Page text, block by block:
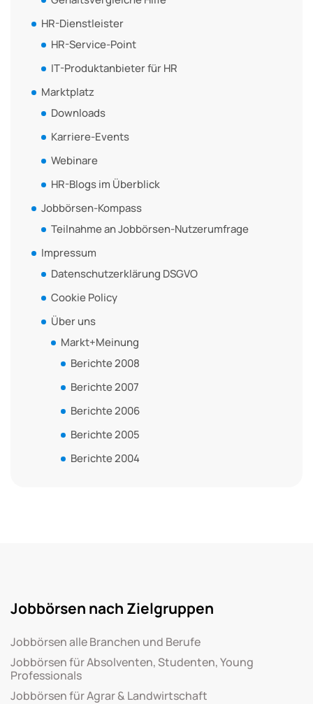
HR-Dienstleister
HR-Service-Point
IT-Produktanbieter für HR
Marktplatz
Downloads
Karriere-Events
Webinare
HR-Blogs im Überblick
Jobbörsen-Kompass
Teilnahme an Jobbörsen-Nutzerumfrage
Impressum
Datenschutzerklärung DSGVO
Cookie Policy
Über uns
Markt+Meinung
Berichte 2008
Berichte 2007
Berichte 2006
Berichte 2005
Berichte 2004
Jobbörsen nach Zielgruppen
Jobbörsen alle Branchen und Berufe
Jobbörsen für Absolventen, Studenten, Young
Professionals
Jobbörsen für Agrar & Landwirtschaft